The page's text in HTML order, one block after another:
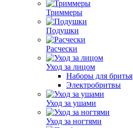
Триммеры
Подушки
Расчески
Уход за лицом
Наборы для бритья
Электробритвы
Уход за ушами
Уход за ногтями